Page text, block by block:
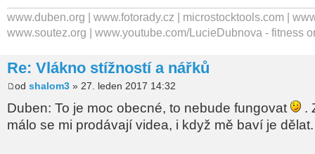
www.duben.org | www.fotorady.cz | microstocktools.com |
www.soutez.org | www.youtube.com/LucieDubnova - fitness
Re: Vlákno stížností a nářků
od shalom3 » 27. leden 2017 14:32
Duben: To je moc obecné, to nebude fungovat
.
málo se mi prodávají videa, i když mě baví je